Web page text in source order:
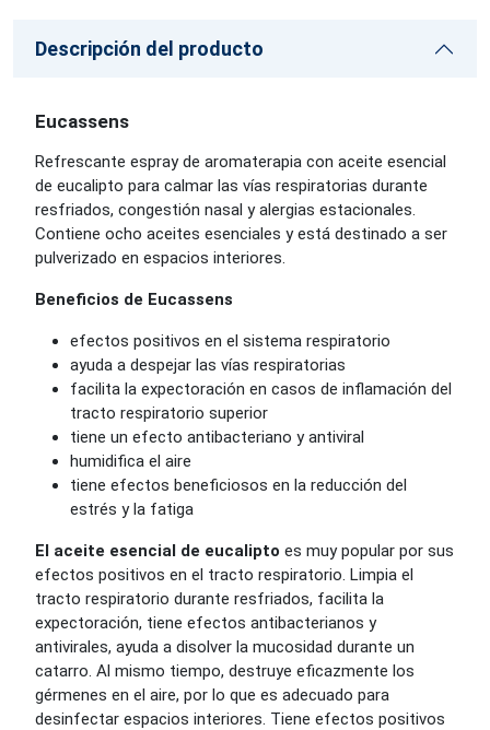
Descripción del producto
Eucassens
Refrescante espray de aromaterapia con aceite esencial
de eucalipto para calmar las vías respiratorias durante
resfriados, congestión nasal y alergias estacionales.
Contiene ocho aceites esenciales y está destinado a ser
pulverizado en espacios interiores.
Beneficios de Eucassens
efectos positivos en el sistema respiratorio
ayuda a despejar las vías respiratorias
facilita la expectoración en casos de inflamación del
tracto respiratorio superior
tiene un efecto antibacteriano y antiviral
humidifica el aire
tiene efectos beneficiosos en la reducción del
estrés y la fatiga
El aceite esencial de eucalipto es muy popular por sus
efectos positivos en el tracto respiratorio. Limpia el
tracto respiratorio durante resfriados, facilita la
expectoración, tiene efectos antibacterianos y
antivirales, ayuda a disolver la mucosidad durante un
catarro. Al mismo tiempo, destruye eficazmente los
gérmenes en el aire, por lo que es adecuado para
desinfectar espacios interiores. Tiene efectos positivos